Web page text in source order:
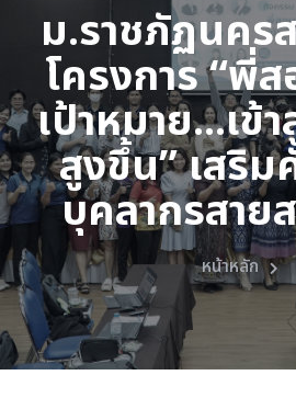
ม.ราชภัฏนคร
โครงการ “พี่
เป้าหมาย...เข้
สูงขึ้น” เสริ
บุคลากรสา
หน้าหลัก